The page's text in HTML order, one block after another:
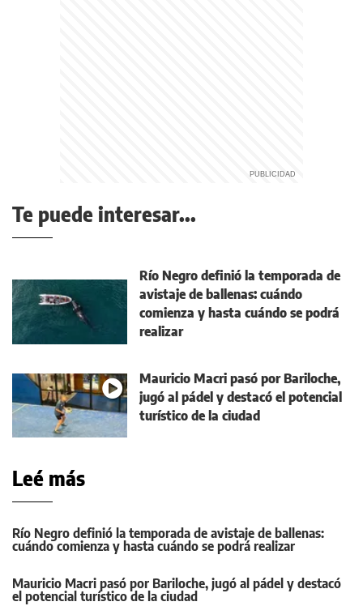
Te puede interesar...
Río Negro definió la temporada de
avistaje de ballenas: cuándo
comienza y hasta cuándo se podrá
realizar
Mauricio Macri pasó por Bariloche,
jugó al pádel y destacó el potencial
turístico de la ciudad
Leé más
Río Negro definió la temporada de avistaje de ballenas:
cuándo comienza y hasta cuándo se podrá realizar
Mauricio Macri pasó por Bariloche, jugó al pádel y destacó
el potencial turístico de la ciudad